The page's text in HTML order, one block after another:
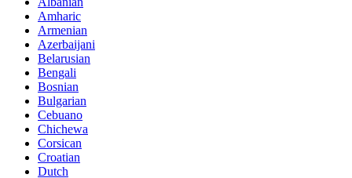
Amharic
Armenian
Azerbaijani
Belarusian
Bengali
Bosnian
Bulgarian
Cebuano
Chichewa
Corsican
Croatian
Dutch